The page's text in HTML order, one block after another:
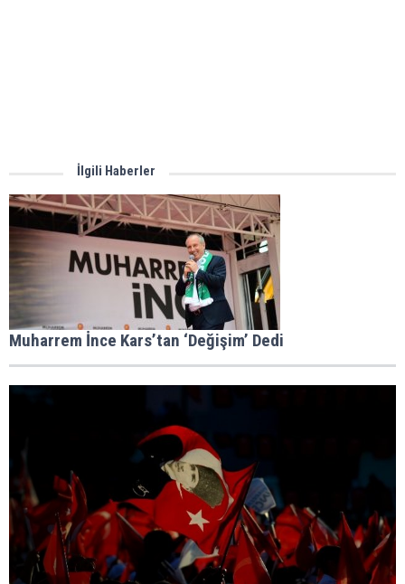
İlgili Haberler
Muharrem İnce Kars’tan ‘Değişim’ Dedi